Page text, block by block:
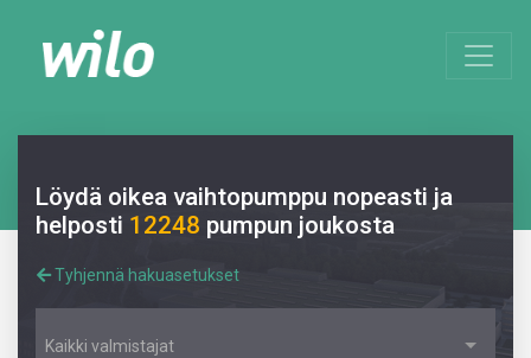
Löydä oikea vaihtopumppu nopeasti ja
helposti 12248 pumpun joukosta
Tyhjennä hakuasetukset
Kaikki valmistajat